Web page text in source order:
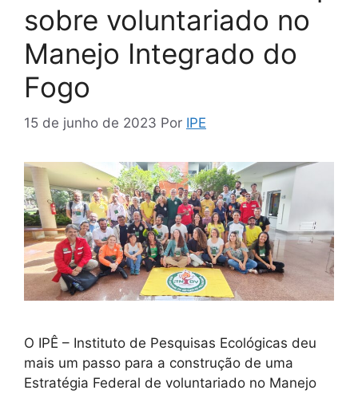
sobre voluntariado no
Manejo Integrado do
Fogo
15 de junho de 2023 Por IPE
O IPÊ – Instituto de Pesquisas Ecológicas deu
mais um passo para a construção de uma
Estratégia Federal de voluntariado no Manejo